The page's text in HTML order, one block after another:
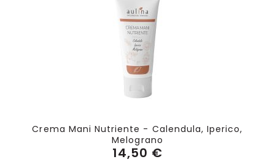
Crema Mani Nutriente - Calendula, Iperico,
Melograno
14,50 €